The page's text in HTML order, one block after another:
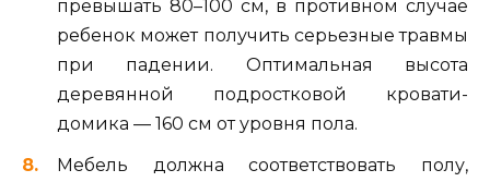
превышать 80–100 см, в противном случае
ребенок может получить серьезные травмы
при падении. Оптимальная высота
деревянной подростковой кровати-
домика — 160 см от уровня пола.
Мебель должна соответствовать полу,